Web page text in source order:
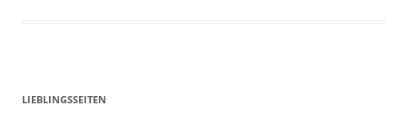
LIEBLINGSSEITEN